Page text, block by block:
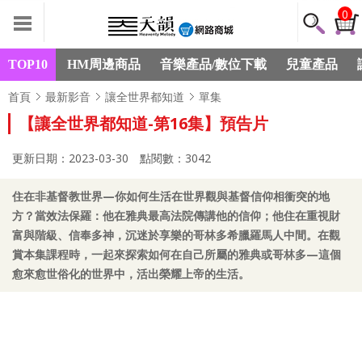
0
TOP10 HM周邊商品 音樂產品/數位下載 兒童產品
首頁 最新影音 讓全世界都知道 單集
【讓全世界都知道-第16集】預告片
更新日期：2023-03-30 點閱數：3042
住在非基督教世界—你如何生活在世界觀與基督信仰相衝突的地
方？當效法保羅：他在雅典最高法院傳講他的信仰；他住在重視財
富與階級、信奉多神，沉迷於享樂的哥林多希臘羅馬人中間。在觀
賞本集課程時，一起來探索如何在自己所屬的雅典或哥林多—這個
愈來愈世俗化的世界中，活出榮耀上帝的生活。